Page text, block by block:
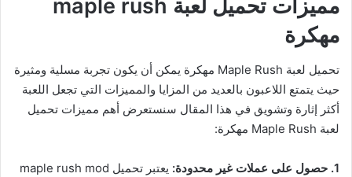
مميزات تحميل لعبة maple rush
مهكرة
تحميل لعبة Maple Rush مهكرة يمكن أن يكون تجربة مسلية ومثيرة
حيث يتمتع اللاعبون بالعديد من المزايا والمميزات التي تجعل اللعبة
أكثر إثارة وتشويق في هذا المقال سنستعرض أهم مميزات تحميل
لعبة Maple Rush مهكرة:
1. حصول على عملات غير محدودة:
يعتبر تحميل maple rush mod